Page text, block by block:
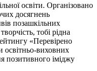
освіти. Організовано
досягнень
позашкільних
тобі рідна
«Перевірено
освітньо-виховних
позитивного іміджу